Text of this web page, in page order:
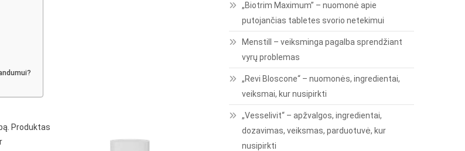
Produktas
„Biotrim Maximum” – nuomonė apie
putojančias tabletes svorio netekimui
Menstill – veiksminga pagalba sprendžiant
vyrų problemas
„Revi Bloscone“ – nuomonės, ingredientai,
veiksmai, kur nusipirkti
„Vesselivit“ – apžvalgos, ingredientai,
dozavimas, veiksmas, parduotuvė, kur
nusipirkti